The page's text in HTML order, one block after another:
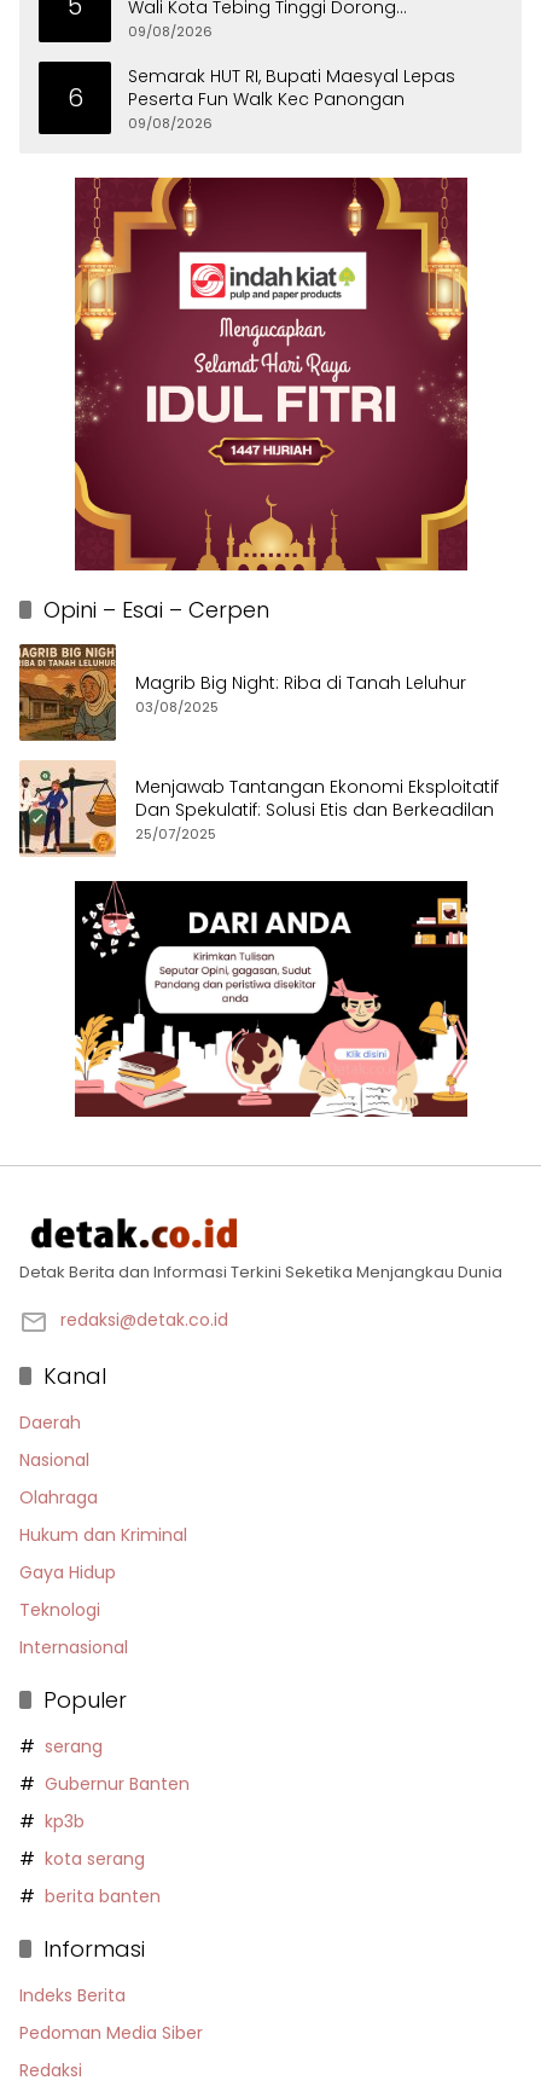
Wali Kota Tebing Tinggi Dorong
Optimalisasi SP3 Catin
09/08/2026
6
Semarak HUT RI, Bupati Maesyal Lepas
Peserta Fun Walk Kec Panongan
09/08/2026
Opini – Esai – Cerpen
Magrib Big Night: Riba di Tanah Leluhur
03/08/2025
Menjawab Tantangan Ekonomi Eksploitatif
Dan Spekulatif: Solusi Etis dan Berkeadilan
25/07/2025
Detak Berita dan Informasi Terkini Seketika Menjangkau Dunia
redaksi@detak.co.id
Kanal
Daerah
Nasional
Olahraga
Hukum dan Kriminal
Gaya Hidup
Teknologi
Internasional
Populer
serang
Gubernur Banten
kp3b
kota serang
berita banten
Informasi
Indeks Berita
Pedoman Media Siber
Redaksi